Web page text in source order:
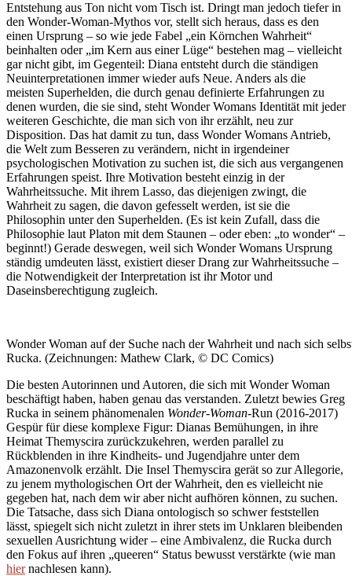
Entstehung aus Ton nicht vom Tisch ist. Dringt man jedoch tiefer in
den Wonder-Woman-Mythos vor, stellt sich heraus, dass es den
einen Ursprung – so wie jede Fabel „ein Körnchen Wahrheit“
beinhalten oder „im Kern aus einer Lüge“ bestehen mag – vielleicht
gar nicht gibt, im Gegenteil: Diana entsteht durch die ständigen
Neuinterpretationen immer wieder aufs Neue. Anders als die
meisten Superhelden, die durch genau definierte Erfahrungen zu
denen wurden, die sie sind, steht Wonder Womans Identität mit jeder
weiteren Geschichte, die man sich von ihr erzählt, neu zur
Disposition. Das hat damit zu tun, dass Wonder Womans Antrieb,
die Welt zum Besseren zu verändern, nicht in irgendeiner
psychologischen Motivation zu suchen ist, die sich aus vergangenen
Erfahrungen speist. Ihre Motivation besteht einzig in der
Wahrheitssuche. Mit ihrem Lasso, das diejenigen zwingt, die
Wahrheit zu sagen, die davon gefesselt werden, ist sie die
Philosophin unter den Superhelden. (Es ist kein Zufall, dass die
Philosophie laut Platon mit dem Staunen – oder eben: „to wonder“ –
beginnt!) Gerade deswegen, weil sich Wonder Womans Ursprung
ständig umdeuten lässt, existiert dieser Drang zur Wahrheitssuche –
die Notwendigkeit der Interpretation ist ihr Motor und
Daseinsberechtigung zugleich.
Wonder Woman auf der Suche nach der Wahrheit und nach sich
Rucka. (Zeichnungen: Mathew Clark, © DC Comics)
Die besten Autorinnen und Autoren, die sich mit Wonder Woman
beschäftigt haben, haben genau das verstanden. Zuletzt bewies Greg
Rucka in seinem phänomenalen Wonder-Woman-Run (2016-2017)
Gespür für diese komplexe Figur: Dianas Bemühungen, in ihre
Heimat Themyscira zurückzukehren, werden parallel zu
Rückblenden in ihre Kindheits- und Jugendjahre unter dem
Amazonenvolk erzählt. Die Insel Themyscira gerät so zur Allegorie,
zu jenem mythologischen Ort der Wahrheit, den es vielleicht nie
gegeben hat, nach dem wir aber nicht aufhören können, zu suchen.
Die Tatsache, dass sich Diana ontologisch so schwer feststellen
lässt, spiegelt sich nicht zuletzt in ihrer stets im Unklaren bleibenden
sexuellen Ausrichtung wider – eine Ambivalenz, die Rucka durch
den Fokus auf ihren „queeren“ Status bewusst verstärkte (wie man
hiernachlesen kann).